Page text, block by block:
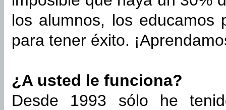
los alumnos, los
para tener éxito.
¿A usted le funciona?
Desde 1993 sólo he